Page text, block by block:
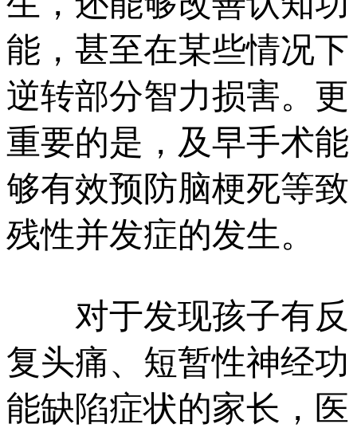
能，甚至在某些情况下
逆转部分智力损害。更
重要的是，及早手术能
够有效预防脑梗死等致
残性并发症的发生。
对于发现孩子有反
复头痛、短暂性神经功
能缺陷症状的家长，医